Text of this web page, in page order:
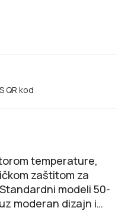
QR kod
temperature,
zaštitom za
modeli 50-
moderan dizajn i